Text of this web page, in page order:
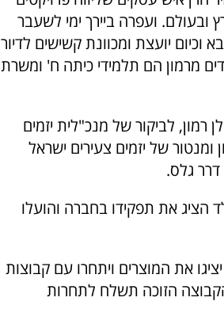
ובעולם. ועפרה ביירך ימי לשעבר
וכיום יועצת ומכוונת קשישים לדיור
מרמון הם תלמידי כיתה ח' ומשרת
רמון, לביקור של מנכ"לית יזמים
ומנטור של יזמים צעירים ישראל
גלס.
הציג את תפקידו בחברה והועלו
את המוצרים ויתחרו עם קבוצות
הזוכה תשלח לתחרות